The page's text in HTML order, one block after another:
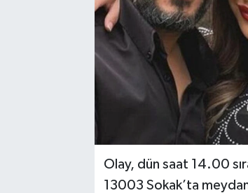
Olay, dün saat 14.00
13003 Sokak’ta